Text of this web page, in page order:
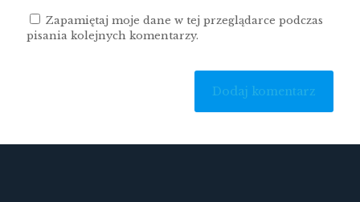
Zapamiętaj moje dane w tej przeglądarce podczas
pisania kolejnych komentarzy.